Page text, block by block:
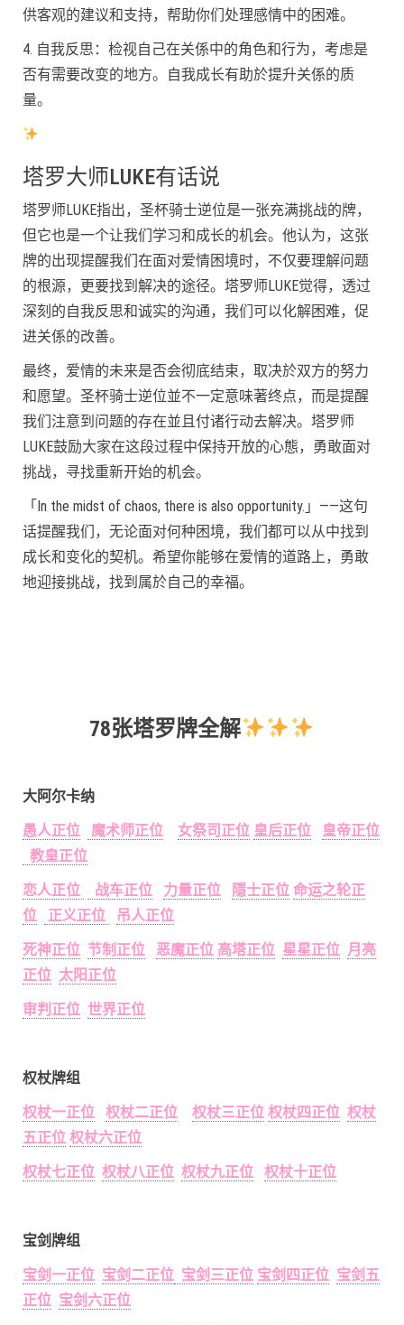
供客观的建议和支持，帮助你们处理感情中的困难。
4. 自我反思：检视自己在关係中的角色和行为，考虑是
否有需要改变的地方。自我成长有助於提升关係的质
量。
塔罗大师LUKE有话说
塔罗师LUKE指出，圣杯骑士逆位是一张充满挑战的牌，
但它也是一个让我们学习和成长的机会。他认为，这张
牌的出现提醒我们在面对爱情困境时，不仅要理解问题
的根源，更要找到解决的途径。塔罗师LUKE觉得，透过
深刻的自我反思和诚实的沟通，我们可以化解困难，促
进关係的改善。
最终，爱情的未来是否会彻底结束，取决於双方的努力
和愿望。圣杯骑士逆位並不一定意味著终点，而是提醒
我们注意到问题的存在並且付诸行动去解决。塔罗师
LUKE鼓励大家在这段过程中保持开放的心態，勇敢面对
挑战，寻找重新开始的机会。
「In the midst of chaos, there is also opportunity.」——这句
话提醒我们，无论面对何种困境，我们都可以从中找到
成长和变化的契机。希望你能够在爱情的道路上，勇敢
地迎接挑战，找到属於自己的幸福。
78张塔罗牌全解
大阿尔卡纳
愚人正位
魔术师正位 女祭司正位 皇后正位
皇帝正位
教皇正位
恋人正位
战车正位 力量正位 隱士正位 命运之轮正
位
正义正位
吊人正位
死神正位 节制正位 恶魔正位 高塔正位 星星正位 月亮
正位 太阳正位
审判正位 世界正位
权杖牌组
权杖一正位
权杖二正位 权杖三正位 权杖四正位 权杖
五正位 权杖六正位
权杖七正位 权杖八正位 权杖九正位 权杖十正位
宝剑牌组
宝剑一正位 宝剑二正位 宝剑三正位 宝剑四正位 宝剑五
正位 宝剑六正位